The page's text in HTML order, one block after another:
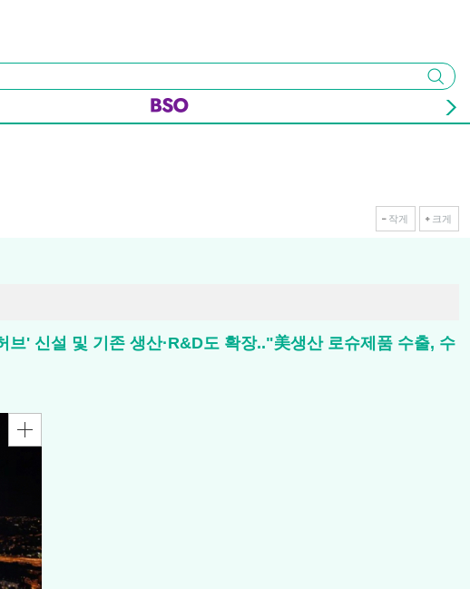
검색
작게 크게
브' 신설 및 기존 생산·R&D도 확장.."美생산 로슈제품 수출, 수